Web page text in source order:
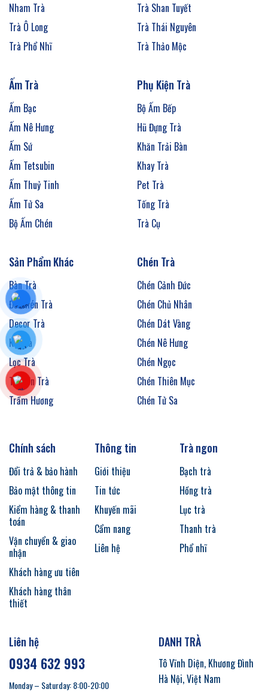
Nham Trà
Trà Ô Long
Trà Phổ Nhĩ
Trà Shan Tuyết
Trà Thái Nguyên
Trà Thảo Mộc
Ấm Trà
Ấm Bạc
Ấm Nê Hưng
Ấm Sứ
Ấm Tetsubin
Ấm Thuỷ Tinh
Ấm Tử Sa
Bộ Ấm Chén
Phụ Kiện Trà
Bộ Ấm Bếp
Hũ Đựng Trà
Khăn Trải Bàn
Khay Trà
Pet Trà
Tống Trà
Trà Cụ
Sản Phẩm Khác
Bàn Trà
Đế Chén Trà
Decor Trà
Kệ Trà
Lọc Trà
Thuyền Trà
Trầm Hương
Chén Trà
Chén Cảnh Đức
Chén Chủ Nhân
Chén Dát Vàng
Chén Nê Hưng
Chén Ngọc
Chén Thiên Mục
Chén Tử Sa
Chính sách
Đổi trả & bảo hành
Bảo mật thông tin
Kiểm hàng & thanh
toán
Vận chuyển & giao
nhận
Khách hàng ưu tiên
Khách hàng thân
thiết
Thông tin
Giới thiệu
Tin tức
Khuyến mãi
Cẩm nang
Liên hệ
Trà ngon
Bạch trà
Hồng trà
Lục trà
Thanh trà
Phổ nhĩ
Liên hệ
0934 632 993
Monday – Saturday: 8:00-20:00
DANH TRÀ
Tô Vĩnh Diện, Khương Đình
Hà Nội, Việt Nam